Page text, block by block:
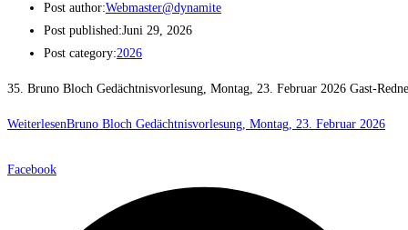
Post author:Webmaster@dynamite
Post published:Juni 29, 2026
Post category:2026
35. Bruno Bloch Gedächtnisvorlesung, Montag, 23. Februar 2026 Gast-
WeiterlesenBruno Bloch Gedächtnisvorlesung, Montag, 23. Februar 2026
Facebook